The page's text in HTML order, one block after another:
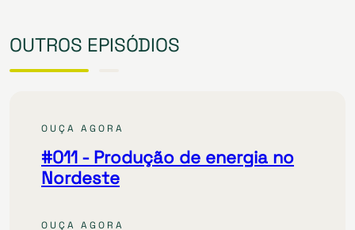
OUTROS EPISÓDIOS
OUÇA AGORA
#011 - Produção de energia no
Nordeste
OUÇA AGORA